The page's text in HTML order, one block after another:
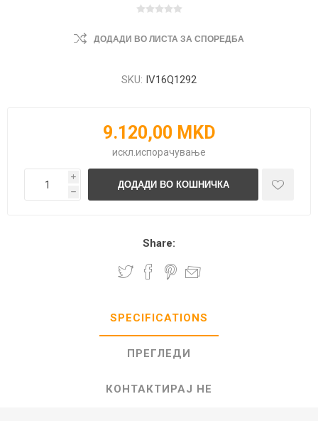
ДОДАДИ ВО ЛИСТА ЗА СПОРЕДБА
SKU: IV16Q1292
9.120,00 MKD
искл. испорачување
i
h
Share:
SPECIFICATIONS
ПРЕГЛЕДИ
КОНТАКТИРАЈ НЕ